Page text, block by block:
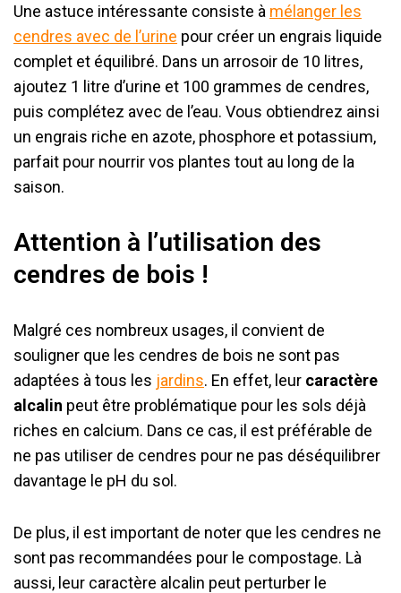
Une astuce intéressante consiste à mélanger les
cendres avec de l’urine pour créer un engrais liquide
complet et équilibré. Dans un arrosoir de 10 litres,
ajoutez 1 litre d’urine et 100 grammes de cendres,
puis complétez avec de l’eau. Vous obtiendrez ainsi
un engrais riche en azote, phosphore et potassium,
parfait pour nourrir vos plantes tout au long de la
saison.
Attention à l’utilisation des
cendres de bois !
Malgré ces nombreux usages, il convient de
souligner que les cendres de bois ne sont pas
adaptées à tous les jardins. En effet, leur caractère
alcalin peut être problématique pour les sols déjà
riches en calcium. Dans ce cas, il est préférable de
ne pas utiliser de cendres pour ne pas déséquilibrer
davantage le pH du sol.
De plus, il est important de noter que les cendres ne
sont pas recommandées pour le compostage. Là
aussi, leur caractère alcalin peut perturber le